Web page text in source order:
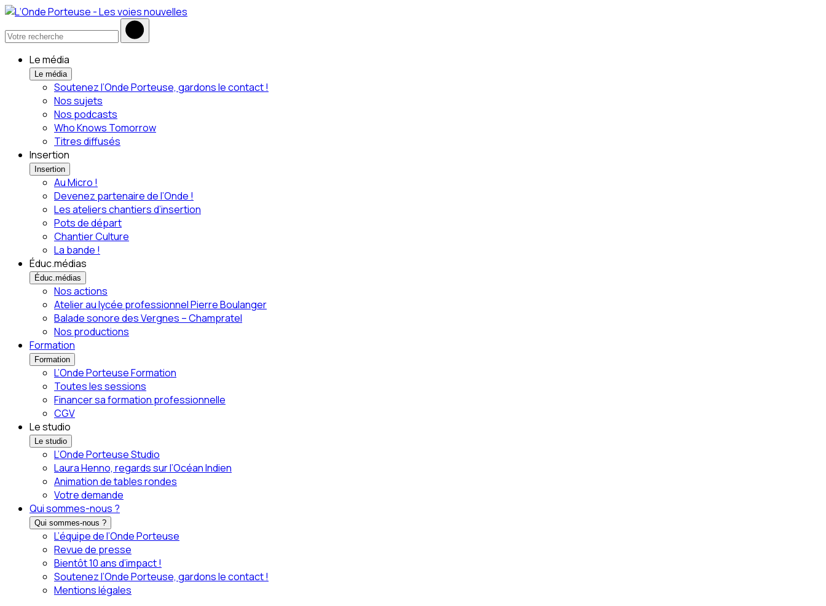
Le média
Le média
Soutenez l’Onde Porteuse, gardons le contact !
Nos sujets
Nos podcasts
Who Knows Tomorrow
Titres diffusés
Insertion
Insertion
Au Micro !
Devenez partenaire de l’Onde !
Les ateliers chantiers d’insertion
Pots de départ
Chantier Culture
La bande !
Éduc.médias
Éduc.médias
Nos actions
Atelier au lycée professionnel Pierre Boulanger
Balade sonore des Vergnes – Champratel
Nos productions
Formation
Formation
L’Onde Porteuse Formation
Toutes les sessions
Financer sa formation professionnelle
CGV
Le studio
Le studio
L’Onde Porteuse Studio
Laura Henno, regards sur l’Océan Indien
Animation de tables rondes
Votre demande
Qui sommes-nous ?
Qui sommes-nous ?
L’équipe de l’Onde Porteuse
Revue de presse
Bientôt 10 ans d’impact !
Soutenez l’Onde Porteuse, gardons le contact !
Mentions légales